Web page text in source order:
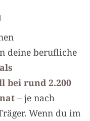
deine berufliche
bei rund 2.200
– je nach
Wenn du im